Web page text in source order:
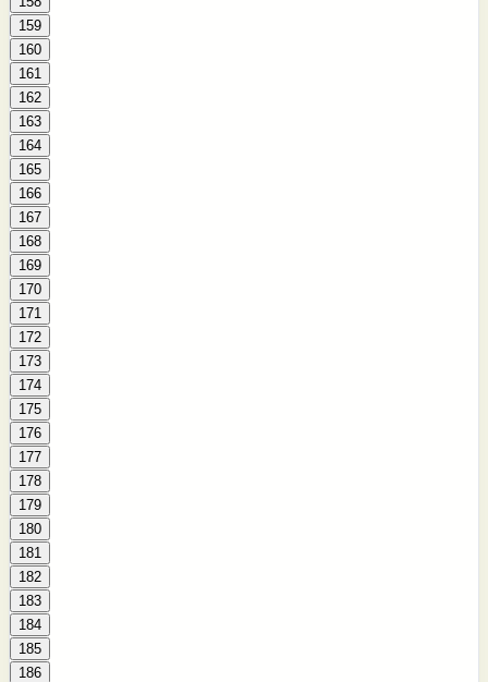
159
160
161
162
163
164
165
166
167
168
169
170
171
172
173
174
175
176
177
178
179
180
181
182
183
184
185
186